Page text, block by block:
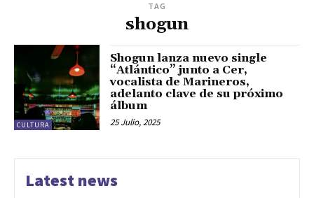
TAG
shogun
CULTURA
Shogun lanza nuevo single
“Atlántico” junto a Cer,
vocalista de Marineros,
adelanto clave de su próximo
álbum
25 Julio, 2025
Latest news